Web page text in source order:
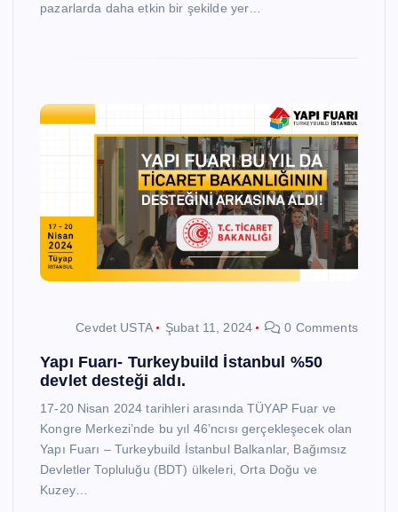
pazarlarda daha etkin bir şekilde yer…
Cevdet USTA Şubat 11, 2024 0 Comments
Yapı Fuarı- Turkeybuild İstanbul %50
devlet desteği aldı.
17-20 Nisan 2024 tarihleri arasında TÜYAP Fuar ve
Kongre Merkezi’nde bu yıl 46’ncısı gerçekleşecek olan
Yapı Fuarı – Turkeybuild İstanbul Balkanlar, Bağımsız
Devletler Topluluğu (BDT) ülkeleri, Orta Doğu ve
Kuzey…